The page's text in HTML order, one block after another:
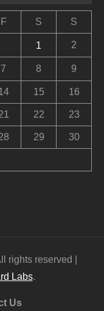
F S S
1 2
7 8 9
15 16
22 23
29 30
rights reserved |
Labs.
Us